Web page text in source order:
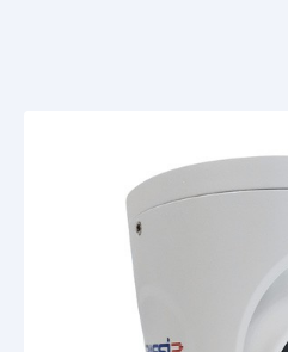
موصل طاقة. الكاميرا مزودة بعدة